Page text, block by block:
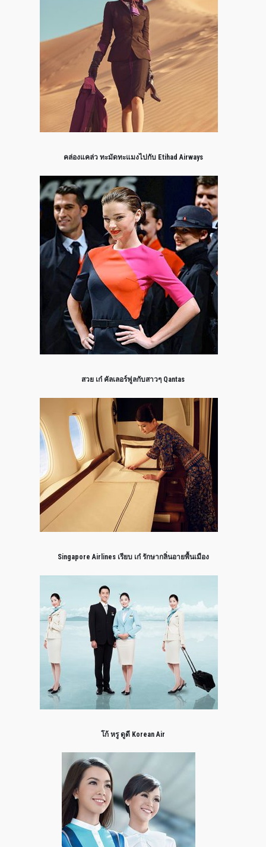
คล่องแคล่ว ทะมัดทะแมงไปกับ Etihad Airways
สวย เก๋ คัลเลอร์ฟูลกับสาวๆ Qantas
Singapore Airlines เรียบ เก๋ รักษากลิ่นอายพื้นเมือง
โก้ หรู ดูดี Korean Air